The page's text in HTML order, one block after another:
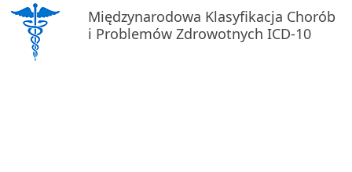
Międzynarodowa Klasyfikacja Chorób
i Problemów Zdrowotnych ICD-10